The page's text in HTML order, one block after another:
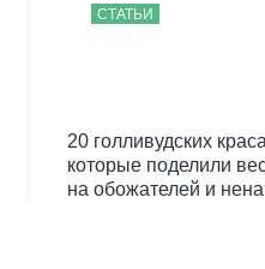
СТАТЬИ
20 голливудских
которые поделили
на обожателей и